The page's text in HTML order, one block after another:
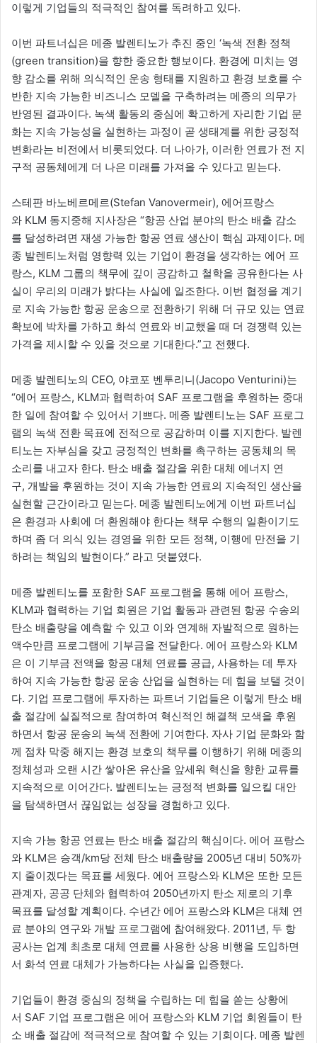
이렇게 기업들의 적극적인 참여를 독려하고 있다.
이번 파트너십은 메종 발렌티노가 추진 중인 ‘녹색 전환 정책
(green transition)을 향한 중요한 행보이다. 환경에 미치는 영
향 감소를 위해 의식적인 운송 형태를 지원하고 환경 보호를 수
반한 지속 가능한 비즈니스 모델을 구축하려는 메종의 의무가
반영된 결과이다. 녹색 활동의 중심에 확고하게 자리한 기업 문
화는 지속 가능성을 실현하는 과정이 곧 생태계를 위한 긍정적
변화라는 비전에서 비롯되었다. 더 나아가, 이러한 연료가 전 지
구적 공동체에게 더 나은 미래를 가져올 수 있다고 믿는다.
스테판 바노베르메르(Stefan Vanovermeir), 에어프랑스
와 KLM 동지중해 지사장은 “항공 산업 분야의 탄소 배출 감소
를 달성하려면 재생 가능한 항공 연료 생산이 핵심 과제이다. 메
종 발렌티노처럼 영향력 있는 기업이 환경을 생각하는 에어 프
랑스, KLM 그룹의 책무에 깊이 공감하고 철학을 공유한다는 사
실이 우리의 미래가 밝다는 사실에 일조한다. 이번 협정을 계기
로 지속 가능한 항공 운송으로 전환하기 위해 더 규모 있는 연료
확보에 박차를 가하고 화석 연료와 비교했을 때 더 경쟁력 있는
가격을 제시할 수 있을 것으로 기대한다.”고 전했다.
메종 발렌티노의 CEO, 야코포 벤투리니(Jacopo Venturini)는
“에어 프랑스, KLM과 협력하여 SAF 프로그램을 후원하는 중대
한 일에 참여할 수 있어서 기쁘다. 메종 발렌티노는 SAF 프로그
램의 녹색 전환 목표에 전적으로 공감하며 이를 지지한다. 발렌
티노는 자부심을 갖고 긍정적인 변화를 촉구하는 공동체의 목
소리를 내고자 한다. 탄소 배출 절감을 위한 대체 에너지 연
구, 개발을 후원하는 것이 지속 가능한 연료의 지속적인 생산을
실현할 근간이라고 믿는다. 메종 발렌티노에게 이번 파트너십
은 환경과 사회에 더 환원해야 한다는 책무 수행의 일환이기도
하며 좀 더 의식 있는 경영을 위한 모든 정책, 이행에 만전을 기
하려는 책임의 발현이다.” 라고 덧붙였다.
메종 발렌티노를 포함한 SAF 프로그램을 통해 에어 프랑스,
KLM과 협력하는 기업 회원은 기업 활동과 관련된 항공 수송의
탄소 배출량을 예측할 수 있고 이와 연계해 자발적으로 원하는
액수만큼 프로그램에 기부금을 전달한다. 에어 프랑스와 KLM
은 이 기부금 전액을 항공 대체 연료를 공급, 사용하는 데 투자
하여 지속 가능한 항공 운송 산업을 실현하는 데 힘을 보탤 것이
다. 기업 프로그램에 투자하는 파트너 기업들은 이렇게 탄소 배
출 절감에 실질적으로 참여하여 혁신적인 해결책 모색을 후원
하면서 항공 운송의 녹색 전환에 기여한다. 자사 기업 문화와 함
께 점차 막중 해지는 환경 보호의 책무를 이행하기 위해 메종의
정체성과 오랜 시간 쌓아온 유산을 앞세워 혁신을 향한 교류를
지속적으로 이어간다. 발렌티노는 긍정적 변화를 일으킬 대안
을 탐색하면서 끊임없는 성장을 경험하고 있다.
지속 가능 항공 연료는 탄소 배출 절감의 핵심이다. 에어 프랑스
와 KLM은 승객/km당 전체 탄소 배출량을 2005년 대비 50%까
지 줄이겠다는 목표를 세웠다. 에어 프랑스와 KLM은 또한 모든
관계자, 공공 단체와 협력하여 2050년까지 탄소 제로의 기후
목표를 달성할 계획이다. 수년간 에어 프랑스와 KLM은 대체 연
료 분야의 연구와 개발 프로그램에 참여해왔다. 2011년, 두 항
공사는 업계 최초로 대체 연료를 사용한 상용 비행을 도입하면
서 화석 연료 대체가 가능하다는 사실을 입증했다.
기업들이 환경 중심의 정책을 수립하는 데 힘을 쏟는 상황에
서 SAF 기업 프로그램은 에어 프랑스와 KLM 기업 회원들이 탄
소 배출 절감에 적극적으로 참여할 수 있는 기회이다. 메종 발렌